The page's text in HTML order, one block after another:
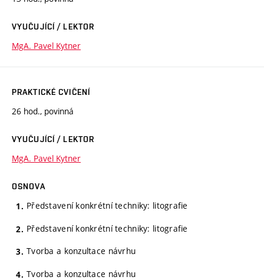
VYUČUJÍCÍ / LEKTOR
MgA. Pavel Kytner
PRAKTICKÉ CVIČENÍ
26 hod., povinná
VYUČUJÍCÍ / LEKTOR
MgA. Pavel Kytner
OSNOVA
Představení konkrétní techniky: litografie
Představení konkrétní techniky: litografie
Tvorba a konzultace návrhu
Tvorba a konzultace návrhu